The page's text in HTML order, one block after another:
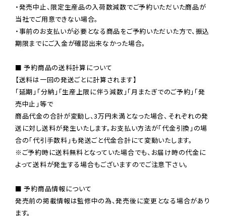
・発売中止、限定生産品の入荷数減数でご予約いただいた商品が
当社でご用意できない場合。
・事前のお支払いが必要となる商品をご予約いただいた方で、振込
期限までにご入金が確認出来なかった場合。
■ 予約商品の送料計算について
【送料は一回の発送ごとに計算されます】
「延期」「分納」「生産上限に伴う減数」「月またぎでのご予約」「発
売中止」等で
商品代金の合計が変動し、3万円未満となった場合、それぞれの発
送に対し送料が発生いたします。お支払い方法が「代金引換」の場
※ご予約時に送料無料となっていた場合でも、お届け時の代金に
よって送料が発生する場合もございますのでご注意下さい。
■ 予約商品情報について
発売前の掲載情報は監修中の為、発売後に変更となる場合があり
ます。